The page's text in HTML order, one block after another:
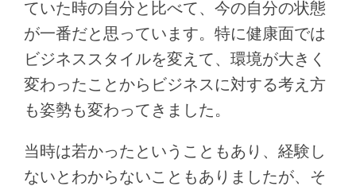
ていた時の自分と比べて、今の自分の状態
が一番だと思っています。特に健康面では
ビジネススタイルを変えて、環境が大きく
変わったことからビジネスに対する考え方
も姿勢も変わってきました。
当時は若かったということもあり、経験し
ないとわからないこともありましたが、そ